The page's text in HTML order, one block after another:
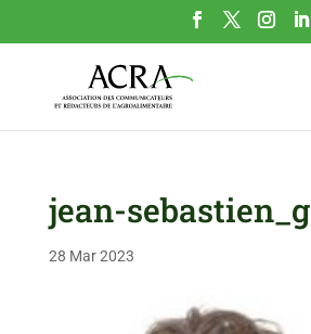
jean-
28 Mar 2023